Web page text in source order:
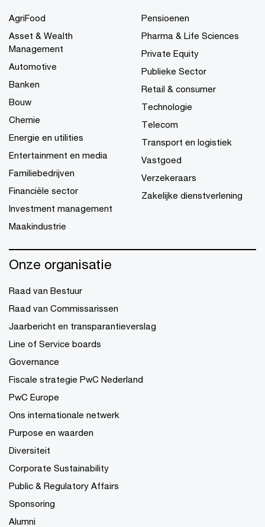
AgriFood
Asset & Wealth
Management
Automotive
Banken
Bouw
Chemie
Energie en utilities
Entertainment en media
Familiebedrijven
Financiële sector
Investment management
Maakindustrie
Pensioenen
Pharma & Life Sciences
Private Equity
Publieke Sector
Retail & consumer
Technologie
Telecom
Transport en logistiek
Vastgoed
Verzekeraars
Zakelijke dienstverlening
Onze organisatie
Raad van Bestuur
Raad van Commissarissen
Jaarbericht en transparantieverslag
Line of Service boards
Governance
Fiscale strategie PwC Nederland
PwC Europe
Ons internationale netwerk
Purpose en waarden
Diversiteit
Corporate Sustainability
Public & Regulatory Affairs
Sponsoring
Alumni